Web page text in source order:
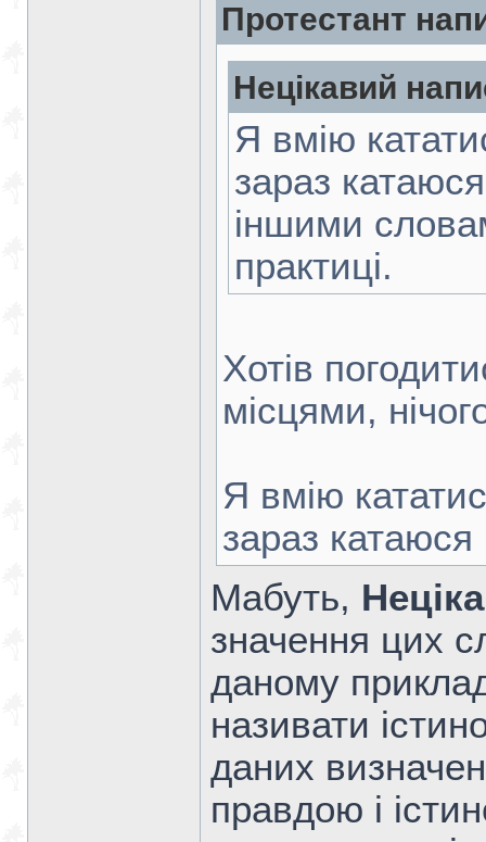
Протестант
Нецікавий
Я вмію
зараз
іншими
практиці.
Хотів
місцями,
Я вмію
зараз
Мабуть,
значення цих
даному
називати
даних
правдою і